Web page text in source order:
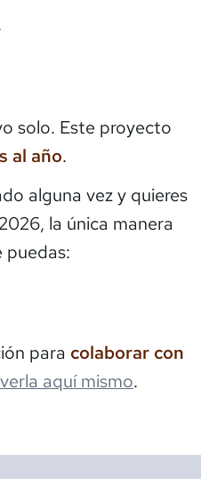
solo. Este proyecto
al año.
alguna vez y quieres
la única manera
puedas:
para colaborar con
aquí mismo.